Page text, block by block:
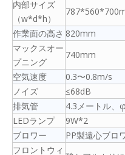
内部サイズ
（w*d*h）
作業面の高さ 820mm
マックスオー
プニング
740mm
空気速度
0.3〜0.8m/s
ノイズ
≤68dB
排気管
4.3メートル、
LEDランプ
9W*2
ブロワー
PP製遠心ブロ
フロントウィ